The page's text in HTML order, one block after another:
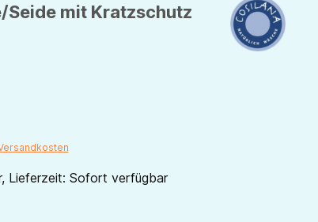
Seide mit Kratzschutz
Lieferzeit: Sofort verfügbar